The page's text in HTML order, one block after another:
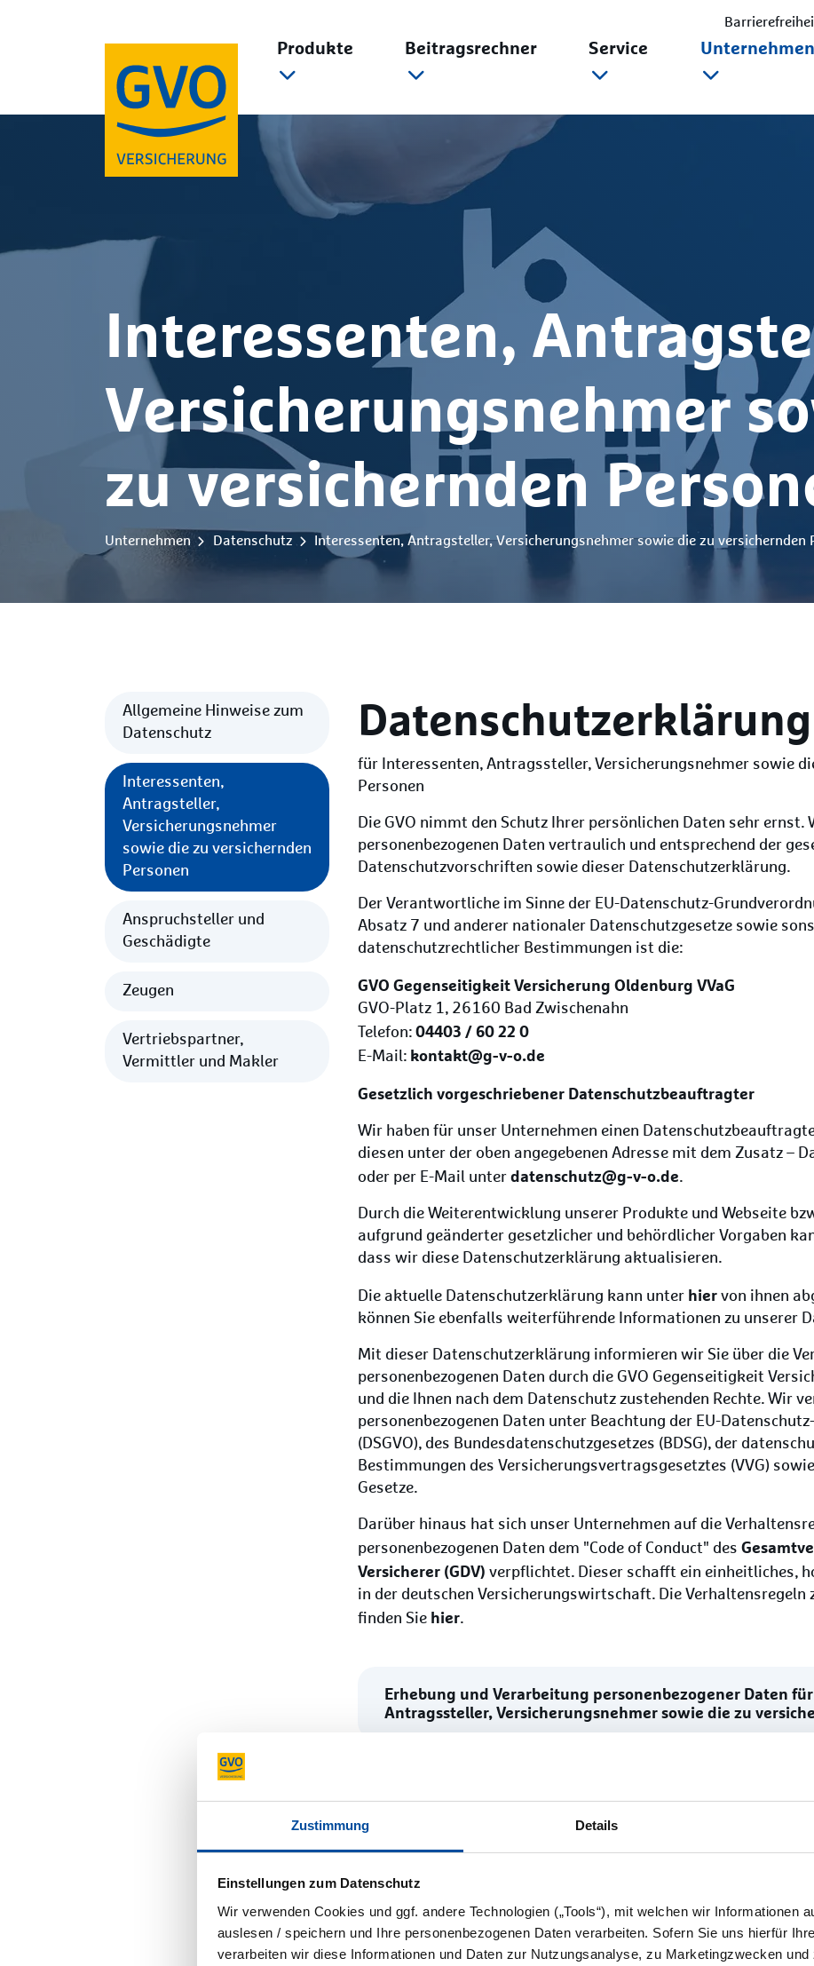
Zustimmung Details
Einstellungen zum Datenschutz
Wir verwenden Cookies und ggf. andere Technologien („Tools“), mit welchen wir Informationen
auslesen / speichern und Ihre personenbezogenen Daten verarbeiten. Sofern Sie uns hierfür
verarbeiten wir diese Informationen und Daten zur Nutzungsanalyse, zu Marketingzwecken
Produkte Beitragsrechner Service Unternehmen
Interessenten,
Versicherungsnehmer
zu versichernden
Unternehmen Datenschutz Interessenten, Antragsteller, Versicherungsnehmer sowie die zu versichernden
Allgemeine Hinweise zum
Datenschutz
Interessenten,
Antragsteller,
Versicherungsnehmer
sowie die zu versichernden
Personen
Anspruchsteller und
Geschädigte
Zeugen
Vertriebspartner,
Vermittler und Makler
Datenschutzerklärung
für Interessenten, Antragssteller, Versicherungsnehmer sowie
Personen
Die GVO nimmt den Schutz Ihrer persönlichen Daten sehr ernst.
personenbezogenen Daten vertraulich und entsprechend der
Datenschutzvorschriften sowie dieser Datenschutzerklärung.
Der Verantwortliche im Sinne der EU-Datenschutz-
Absatz 7 und anderer nationaler Datenschutzgesetze sowie
datenschutzrechtlicher Bestimmungen ist die:
GVO Gegenseitigkeit Versicherung Oldenburg VVaG
GVO-Platz 1, 26160 Bad Zwischenahn
Telefon: 04403 / 60 22 0
E-Mail: kontakt@g-v-o.de
Gesetzlich vorgeschriebener Datenschutzbeauftragter
Wir haben für unser Unternehmen einen
diesen unter der oben angegebenen Adresse mit dem Zusatz –
oder per E-Mail unter datenschutz@g-v-o.de.
Durch die Weiterentwicklung unserer Produkte und Webseite
aufgrund geänderter gesetzlicher und behördlicher Vorgaben
dass wir diese Datenschutzerklärung aktualisieren.
Die aktuelle Datenschutzerklärung kann unter hier von ihnen
können Sie ebenfalls weiterführende Informationen zu unserer
Mit dieser Datenschutzerklärung informieren wir Sie über die
personenbezogenen Daten durch die GVO Gegenseitigkeit
und die Ihnen nach dem Datenschutz zustehenden Rechte. Wir
personenbezogenen Daten unter Beachtung der EU-
(DSGVO), des Bundesdatenschutzgesetzes (BDSG), der
Bestimmungen des Versicherungsvertragsgesetztes (VVG)
Gesetze.
Darüber hinaus hat sich unser Unternehmen auf die
personenbezogenen Daten dem "Code of Conduct" des
Versicherer (GDV) verpflichtet. Dieser schafft ein einheitliches,
in der deutschen Versicherungswirtschaft. Die Verhaltensregeln
finden Sie hier.
Erhebung und Verarbeitung personenbezogener Daten
Antragssteller, Versicherungsnehmer sowie die zu
Online-Services
Information über den Datenaustausch mit der informa HIS
Grundlage der Art. 13 und 14 DSGVO